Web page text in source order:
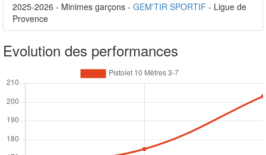
2025-2026 - Minimes garçons - GEM'TIR SPORTIF - Ligue de
Provence
Evolution des performances